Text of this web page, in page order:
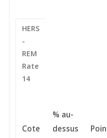
HERS
-
REM
Rate
14
Cote
% au-
dessus